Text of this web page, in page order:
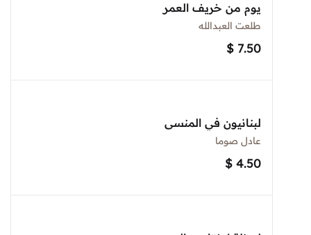
يوم من خريف العمر
طلعت العبدالله
$ 7.50
لبنانيون في المنسى
عادل صوما
$ 4.50